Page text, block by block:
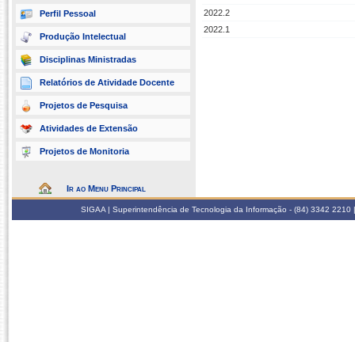
Perfil Pessoal
Produção Intelectual
Disciplinas Ministradas
Relatórios de Atividade Docente
Projetos de Pesquisa
Atividades de Extensão
Projetos de Monitoria
Ir ao Menu Principal
2022.2
2022.1
SIGAA | Superintendência de Tecnologia da Informação - (84) 3342